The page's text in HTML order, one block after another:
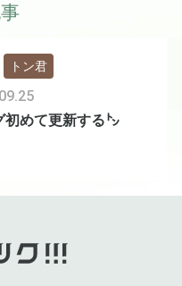
初めて更新する㌧
トン君